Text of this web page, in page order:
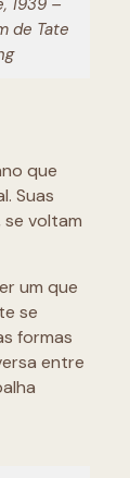
1939 –
de Tate
que
Suas
voltam
um que
se
formas
entre